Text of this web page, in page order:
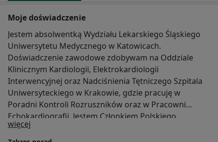
Moje doświadczenie
Jestem absolwentką Wydziału Lekarskiego Śląskiego
Uniwersytetu Medycznego w Katowicach.
Doświadczenie zawodowe zdobywam na Oddziale
Klinicznym Kardiologii, Elektrokardiologii
Interwencyjnej oraz Nadciśnienia Tętniczego Szpitala
Uniwersyteckiego w Krakowie, gdzie pracuję w
Poradni Kontroli Rozruszników oraz w Pracowni
Echokardiografii. Jestem Członkiem Polskiego
Towarzystwa Kardiologicznego (PTK) , Sekcji
Echokardiografii PTK, Sekcji Elektrokardiologii
więcej